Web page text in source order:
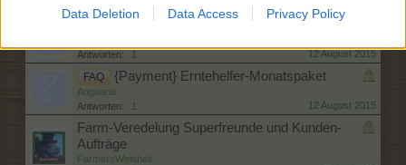
Data Deletion Data Access Privacy Policy
{Payment} Treuepakete
Antworten:
1 12 August 2015
FAQ {Payment} Erntehelfer-Monatspaket
Anguana
Antworten:
1 12 August 2015
Farm-Veredelung Superfreunde und Kunden-
Aufträge
FarmersWeisheit